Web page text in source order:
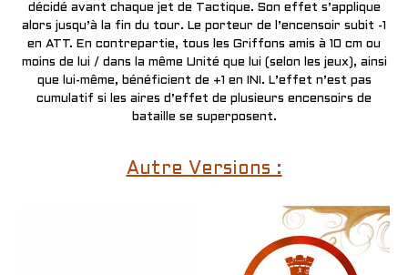
décidé avant chaque jet de Tactique. Son effet s’applique
alors jusqu’à la fin du tour. Le porteur de l’encensoir subit -1
en ATT. En contrepartie, tous les Griffons amis à 10 cm ou
moins de lui / dans la même Unité que lui (selon les jeux), ainsi
que lui-même, bénéficient de +1 en INI. L’effet n’est pas
cumulatif si les aires d’effet de plusieurs encensoirs de
bataille se superposent.
Autre Versions :